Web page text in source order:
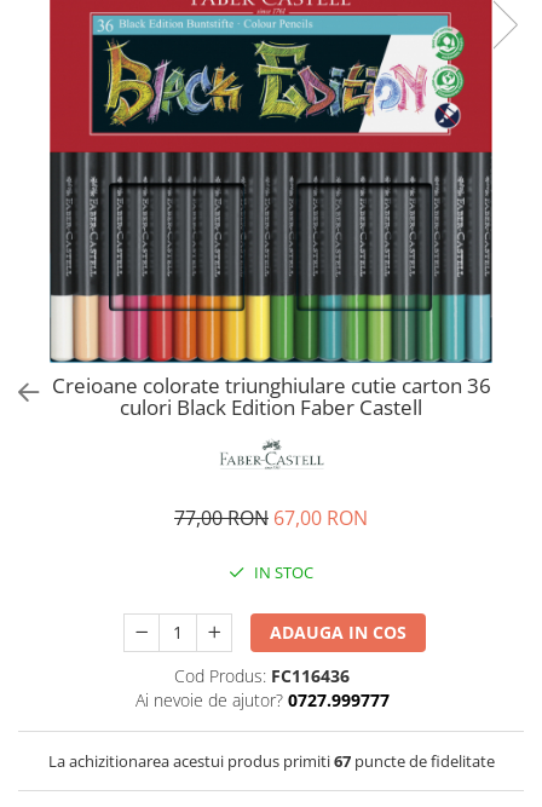
Graf von Faber-Castell
Rotring
Herlitz
Leuchtturm1917
Penac
Schneider
Sharpie
Corectoare, Lipici
Caiete si Blocuri desen
Penare si Rucsaci
Rigle echere
Creioane colorate triunghiulare cutie carton 36
culori Black Edition Faber Castell
77,00 RON 67,00 RON
IN STOC
ADAUGA IN COS
Cod Produs: FC116436
Ai nevoie de ajutor? 0727.999777
La achizitionarea acestui produs primiti67puncte de fidelitate